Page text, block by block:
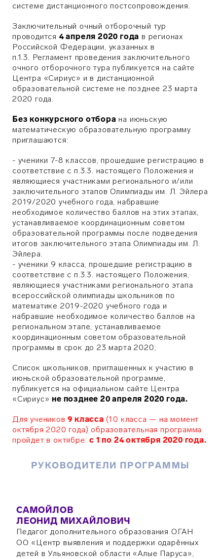
системе дистанционного постсопровождения.
Заключительный очный отборочный тур
проводится 4 апреля 2020 года в регионах
Российской Федерации, указанных в
п.1.3. Регламент проведения заключительного
очного отборочного тура публикуется на сайте
Центра «Сириус» и в дистанционной
образовательной системе не позднее 23 марта
2020 года.
Без конкурсного отбора на июньскую
математическую образовательную программу
приглашаются:
- ученики 7-8 классов, прошедшие регистрацию в
соответствие с п.3.3. настоящего Положения и
являющиеся участниками регионального и/или
заключительного этапов Олимпиады им. Л. Эйлера
2019/2020 учебного года, набравшие
необходимое количество баллов на этих этапах,
устанавливаемое координационным советом
образовательной программы после подведения
итогов заключительного этапа Олимпиады им. Л.
Эйлера.
- ученики 9 класса, прошедшие регистрацию в
соответствие с п.3.3. настоящего Положения,
являющиеся участниками регионального этапа
всероссийской олимпиады школьников по
математике 2019-2020 учебного года и
набравшие необходимое количество баллов на
региональном этапе, устанавливаемое
координационным советом образовательной
программы в срок до 23 марта 2020;
Список школьников, приглашенных к участию в
июньской образовательной программе,
публикуется на официальном сайте Центра
«Сириус»не позднее 20 апреля 2020 года.
Для учеников9 класса (10 класса — на момент
октября 2020 года) образовательная программа
пройдет в октябре:с 1 по 24 октября 2020 года.
РУКОВОДИТЕЛИ ПРОГРАММЫ
САМОЙЛОВ
ЛЕОНИД МИХАЙЛОВИЧ
Педагог дополнительного образования ОГАН
ОО «Центр выявления и поддержки одарённых
детей в Ульяновской области «Алые Паруса»,